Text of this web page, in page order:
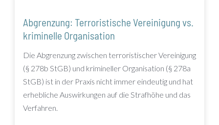
Abgrenzung: Terroristische Vereinigung vs.
kriminelle Organisation
Die Abgrenzung zwischen terroristischer Vereinigung
(§ 278b StGB) und krimineller Organisation (§ 278a
StGB) ist in der Praxis nicht immer eindeutig und hat
erhebliche Auswirkungen auf die Strafhöhe und das
Verfahren.